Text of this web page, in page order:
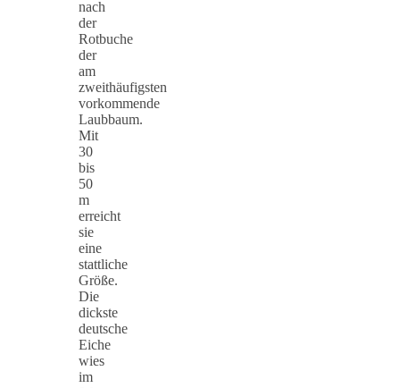
nach
der
Rotbuche
der
am
zweithäufigsten
vorkommende
Laubbaum.
Mit
30
bis
50
m
erreicht
sie
eine
stattliche
Größe.
Die
dickste
deutsche
Eiche
wies
im